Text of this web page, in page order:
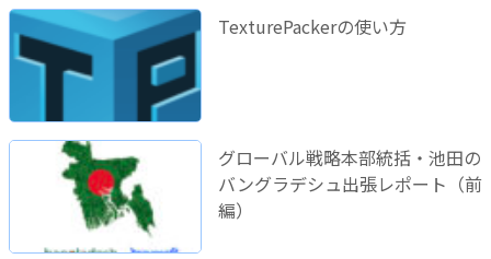
TexturePackerの使い方
グローバル戦略本部統括・池田の
バングラデシュ出張レポート（前
編）